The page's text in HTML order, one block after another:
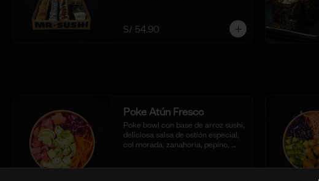
S/ 54.90
Poke Atún Fresco
Poke bowl con base de arroz sushi,
deliciosa salsa de ostión especial,
col morada, zanahoria, pepino,